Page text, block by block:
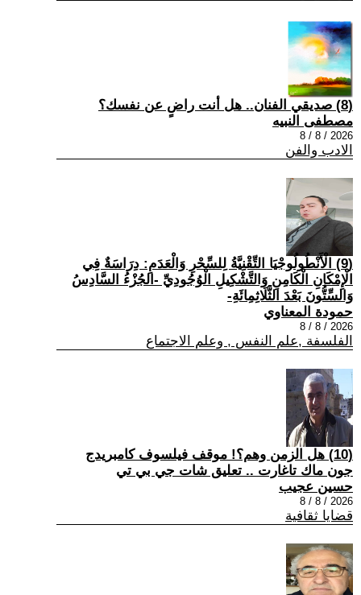
(8) صديقي الفنان.. هل أنت راضٍ عن نفسك؟
مصطفى النبيه
2026 / 8 / 8
الادب والفن
(9) الْأَنْطُولُوجْيَا التِّقْنِيَّةُ لِلسِّحْرِ وَالْعَدَمِ: دِرَاسَةٌ فِي
الْإِمْكَانِ الْكَامِنِ وَالتَّشْكِيلِ الْوُجُودِيِّ -الجُزْءُ السَّادِسُ
وَالسِّتُّونَ بَعْدَ الثَّلَاثِمِائَةِ-
حمودة المعناوي
2026 / 8 / 8
الفلسفة ,علم النفس , وعلم الاجتماع
(10) هل الزمن وهم؟! موقف فيلسوف كامبريدج
جون ماك تاغارت .. تعليق شات جي بي تي
حسين عجيب
2026 / 8 / 8
قضايا ثقافية